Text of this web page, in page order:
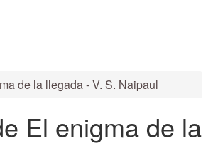
de la llegada - V. S. Naipaul
El enigma de la